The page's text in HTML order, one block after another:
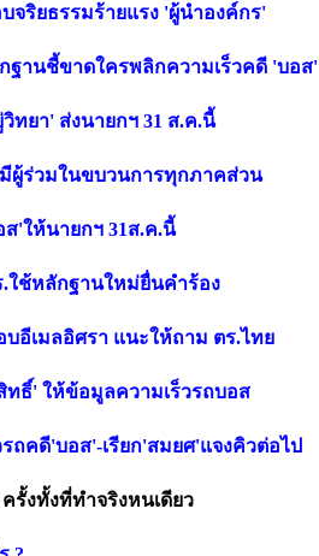
จริยธรรมร้ายแรง 'ผู้นำองค์กร'
ฐานชี้ขาดใครพลิกความเร็วคดี 'บอส'
ทยา' ส่งนายกฯ 31 ส.ค.นี้
ผู้ร่วมในขบวนการทุกภาคส่วน
'ให้นายกฯ 31ส.ค.นี้
ใช้หลักฐานใหม่ยื่นคำร้อง
อีเมลอิศรา แนะให้ถาม ตร.ไทย
ธิ์' ให้ข้อมูลความเร็วรถบอส
ถคดี'บอส'-เรียก'สมยศ'แจงคิวต่อไป
รั้งทั้งที่ทำจริงหนเดียว